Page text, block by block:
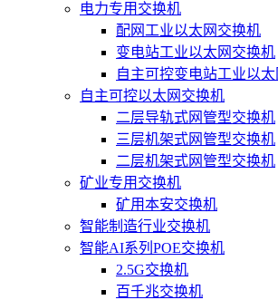
电力专用交换机
配网工业以太网交换机
变电站工业以太网交换机
自主可控变电站工业以
自主可控以太网交换机
二层导轨式网管型交换机
三层机架式网管型交换机
二层机架式网管型交换机
矿业专用交换机
矿用本安交换机
智能制造行业交换机
智能AI系列POE交换机
2.5G交换机
百千兆交换机